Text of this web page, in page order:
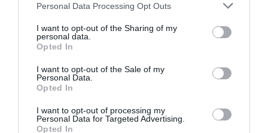
Personal Data Processing Opt Outs
I want to opt-out of the Sharing of my
personal data.
Opted In
I want to opt-out of the Sale of my
Personal Data.
Opted In
I want to opt-out of processing my
Personal Data for Targeted Advertising.
Opted In
Prenestina și Palmiro Togliatti
„Oficiul SIRENE România a făcut schimb de informații
Afaceri Interne al României de la Roma, în legătură cu
transmise de Inspectoratul de Poliție al județului Dolj.